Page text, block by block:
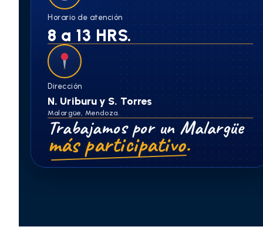
Horario de atención
8 a 13 HRS.
Dirección
N. Uriburu y S. Torres
Malargüe, Mendoza.
Trabajamos por un Malargüe
más participativo.